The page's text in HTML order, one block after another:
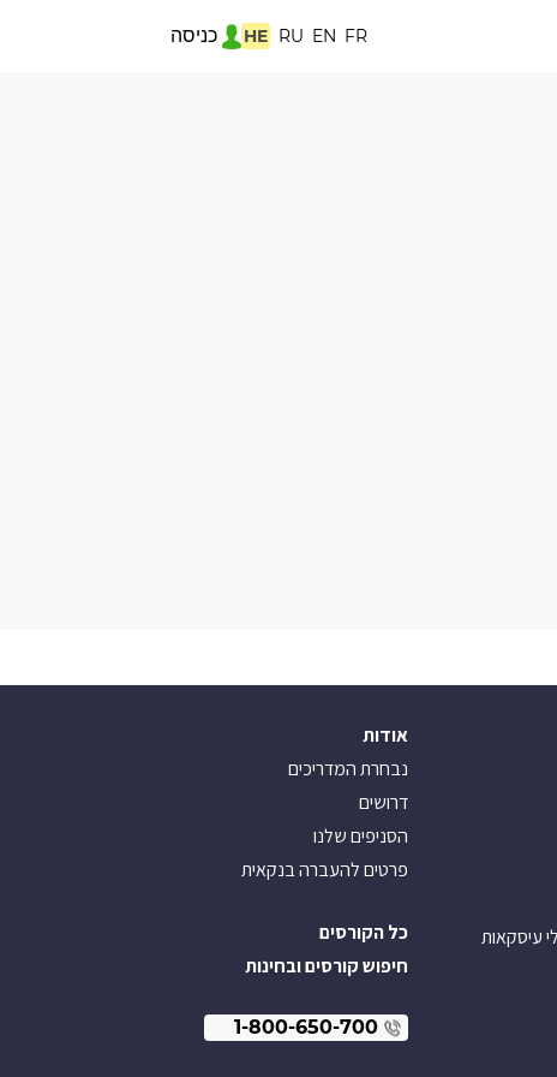
HE RU EN FR כניסה
עיסקאות
אודות
נבחרת המדריכים
דרושים
הסניפים שלנו
פרטים להעברה בנקאית
כל הקורסים
חיפוש קורסים ובחינות
1-800-650-700